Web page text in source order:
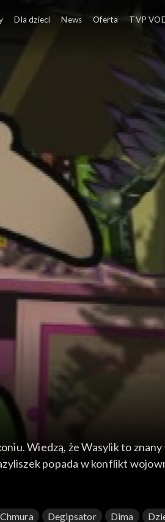
Wiedzą, że Wasylik to
popada w konflikt
Chmura Degipsator Dima
Dla dzieci News Oferta TVP